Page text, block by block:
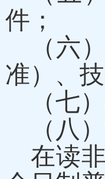
件；
（六
准）、
（七）
（八）
在读